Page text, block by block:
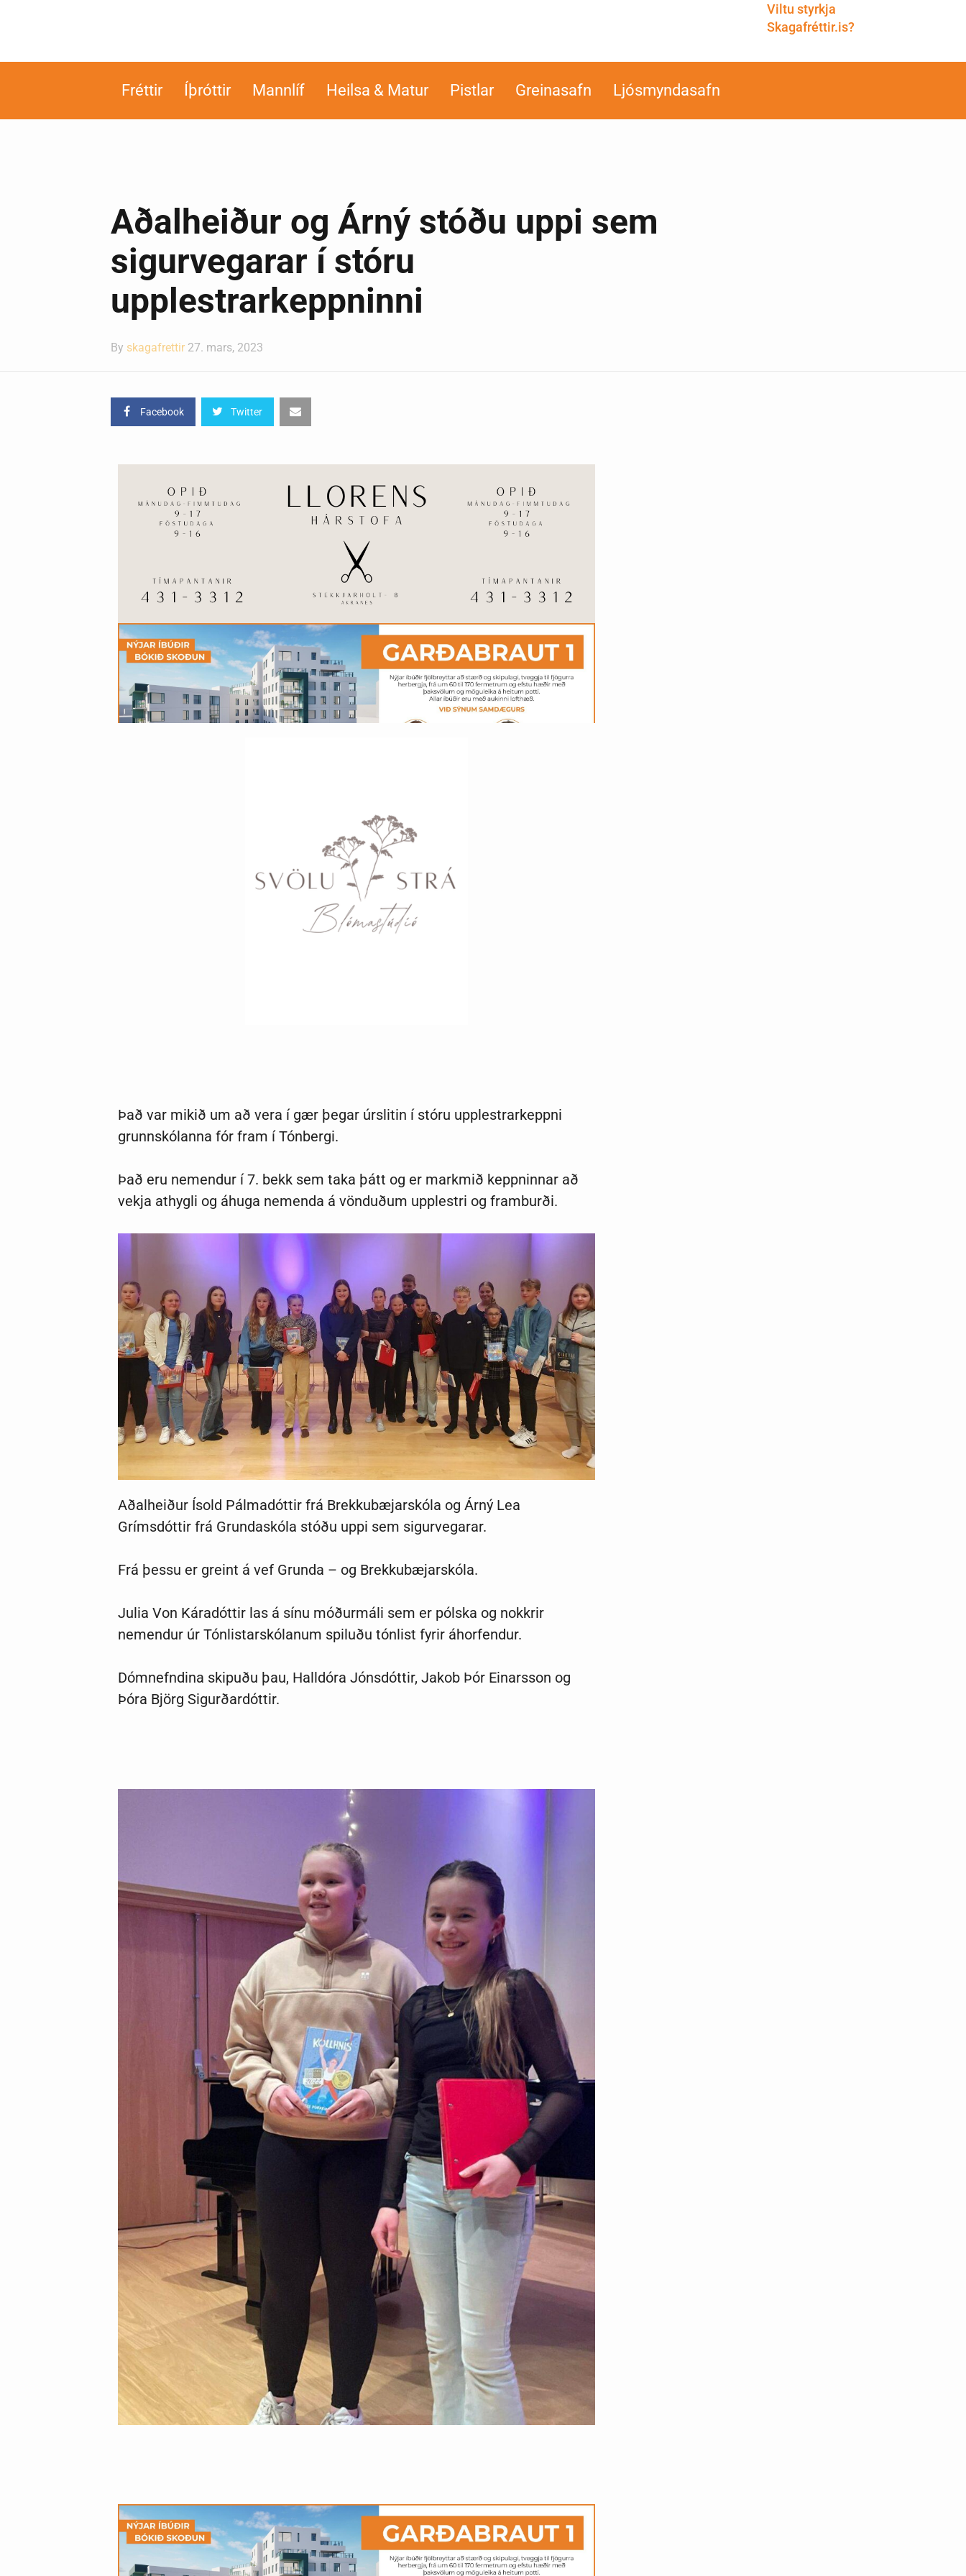
Viltu styrkja
Skagafréttir.is?
Fréttir Íþróttir Mannlíf Heilsa & Matur Pistlar Greinasafn Ljósmyndasafn
Aðalheiður og Árný stóðu uppi sem
sigurvegarar í stóru
upplestrarkeppninni
By skagafrettir 27. mars, 2023
Facebook Twitter
Það var mikið um að vera í gær þegar úrslitin í stóru upplestrarkeppni
grunnskólanna fór fram í Tónbergi.
Það eru nemendur í 7. bekk sem taka þátt og er markmið keppninnar að
vekja athygli og áhuga nemenda á vönduðum upplestri og framburði.
Aðalheiður Ísold Pálmadóttir frá Brekkubæjarskóla og Árný Lea
Grímsdóttir frá Grundaskóla stóðu uppi sem sigurvegarar.
Frá þessu er greint á vef Grunda – og Brekkubæjarskóla.
Julia Von Káradóttir las á sínu móðurmáli sem er pólska og nokkrir
nemendur úr Tónlistarskólanum spiluðu tónlist fyrir áhorfendur.
Dómnefndina skipuðu þau, Halldóra Jónsdóttir, Jakob Þór Einarsson og
Þóra Björg Sigurðardóttir.